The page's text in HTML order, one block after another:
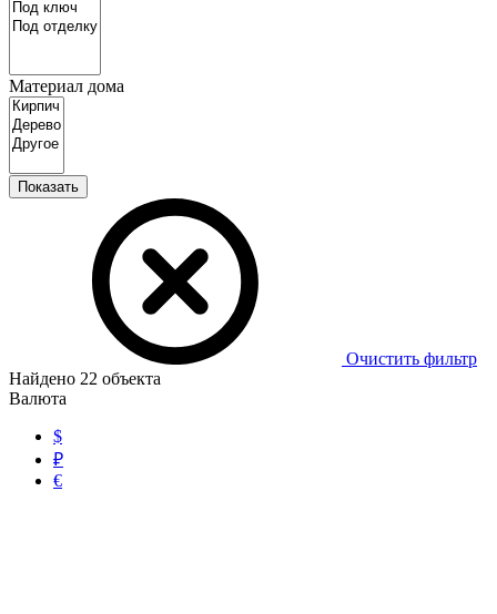
Материал дома
Показать
Очистить фильтр
Найдено 22 объекта
Валюта
$
₽
€